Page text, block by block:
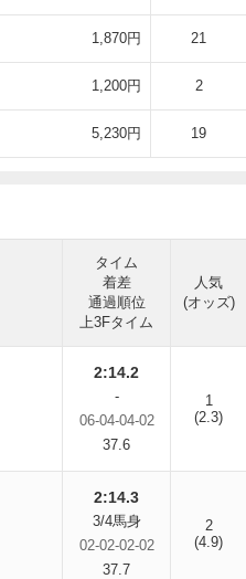
1,870円 21
1,200円 2
5,230円 19
タイム
着差
通過順位
上3Fタイム
人気
(オッズ)
2:14.2
-
06-04-04-02
37.6
1
(2.3)
2:14.3
3/4馬身
02-02-02-02
37.7
2
(4.9)